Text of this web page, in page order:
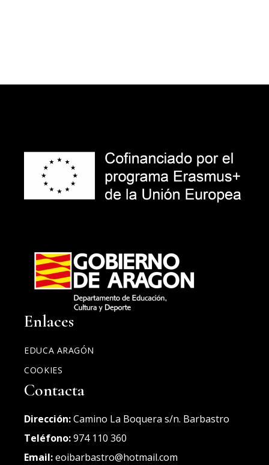
Enlaces
EDUCA ARAGÓN
COOKIES
Contacta
Dirección:Camino La Boquera s/n. Barbastro
Teléfono:974 110 360
Email:eoibarbastro@hotmail.com